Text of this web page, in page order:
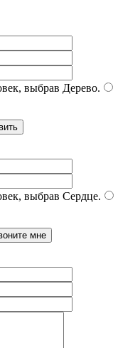
выбрав Дерево.
выбрав Сердце.